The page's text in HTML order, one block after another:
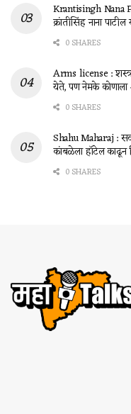
Krantisingh Nana
क्रांतीसिंह नाना पाटील
0 SHARES
Arms license :
येते, पण नेमके
0 SHARES
Shahu Maharaj :
कांबळेला हॉटेल
0 SHARES